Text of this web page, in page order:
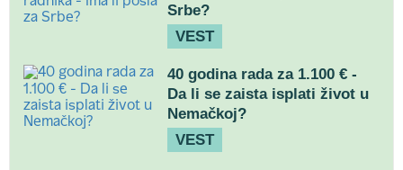
Srbe?
VEST
40 godina rada za 1.100 € -
Da li se zaista isplati život u
Nemačkoj?
VEST